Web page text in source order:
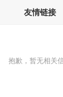
友情链接
抱歉，暂无相关